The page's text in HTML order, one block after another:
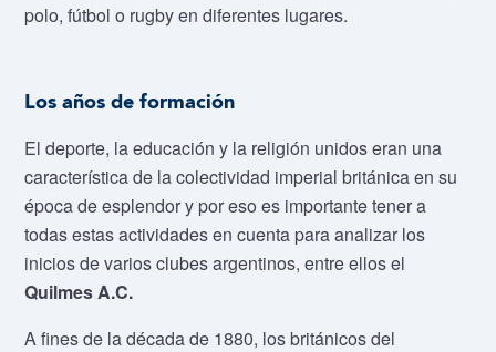
polo, fútbol o rugby en diferentes lugares.
Los años de formación
El deporte, la educación y la religión unidos eran una
característica de la colectividad imperial británica en su
época de esplendor y por eso es importante tener a
todas estas actividades en cuenta para analizar los
inicios de varios clubes argentinos, entre ellos el
Quilmes A.C.
A fines de la década de 1880, los británicos del